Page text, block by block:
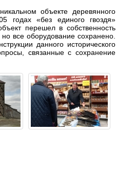
объекте деревянного
годах «без единого гвоздя»
перешел в собственность
все оборудование сохранено.
данного исторического
связанные с сохранение